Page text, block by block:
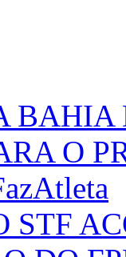
O
STF